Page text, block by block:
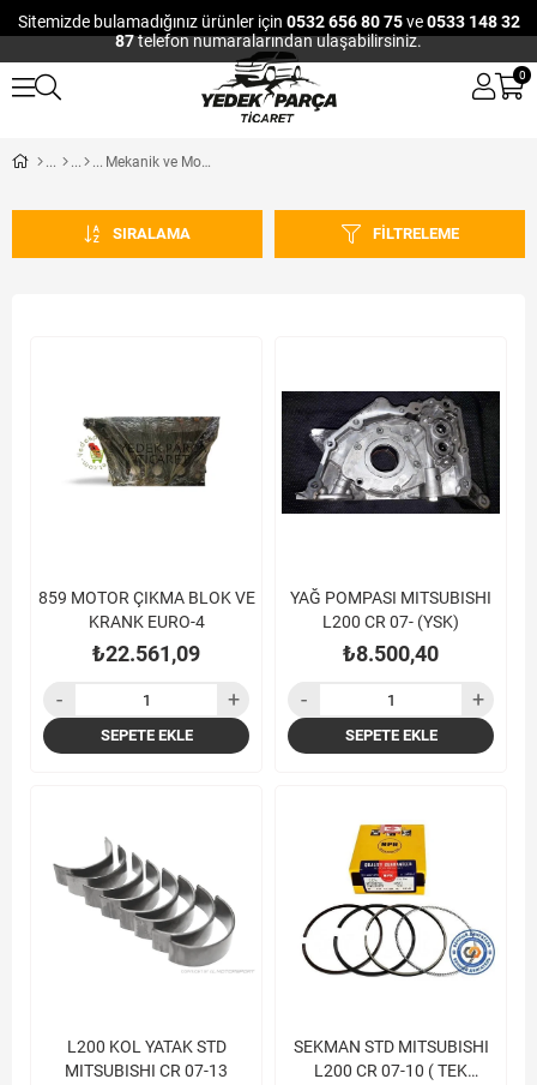
Sitemizde bulamadığınız ürünler için 0532 656 80 75ve0533 148 32
87telefon numaralarından ulaşabilirsiniz.
0
Mekanik ve Motor
FILTRELEME
SIRALAMA
859 MOTOR ÇIKMA BLOK VE
KRANK EURO-4
₺22.561,09
SEPETE EKLE
YAĞ POMPASI MITSUBISHI
L200 CR 07- (YSK)
₺8.500,40
SEPETE EKLE
L200 KOL YATAK STD
MITSUBISHI CR 07-13
SEKMAN STD MITSUBISHI
L200 CR 07-10 ( TEK